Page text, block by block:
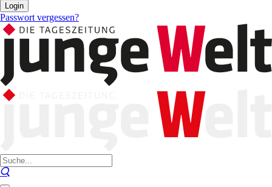
Login
Passwort vergessen?